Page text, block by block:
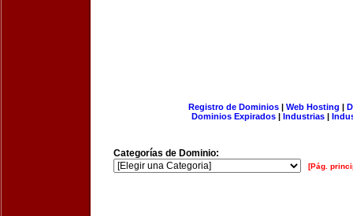
Registro de Dominios| Web Hosting |
Dominios Expirados | Industrias |
Categorías de Dominio:
[Pág.